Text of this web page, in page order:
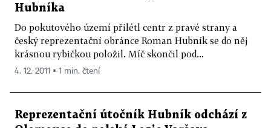
Hubníka
Do pokutového území přilétl centr z pravé strany a
český reprezentační obránce Roman Hubník se do něj
krásnou rybičkou položil. Míč skončil pod...
4. 12. 2011 ▪ 1 min. čtení
Reprezentační útočník Hubník odchází z